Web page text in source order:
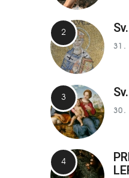
31.
30.